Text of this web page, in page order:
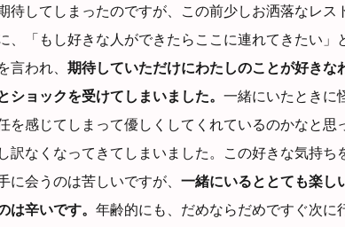
待してしまったのですが、この前少しお洒落なレス
、「もし好きな人ができたらここに連れてきたい」
言われ、 期待していただけにわたしのことが好きな
ショックを受けてしまいました。 一緒にいたときに
を感じてしまって優しくしてくれているのかなと思
訳なくなってきてしまいました。この好きな気持ち
に会うのは苦しいですが、 一緒にいるととても楽し
は辛いです。 年齢的にも、だめならだめですぐ次に